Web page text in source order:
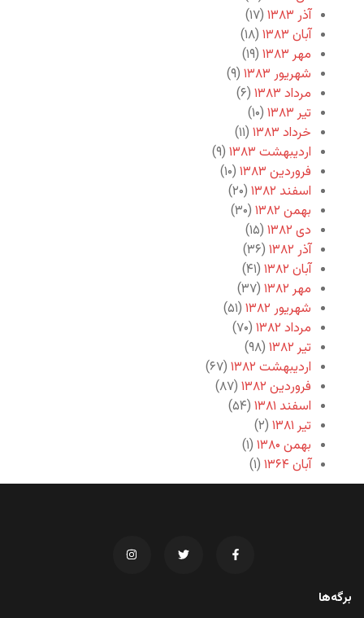
آذر ۱۳۸۳
(۱۷)
آبان ۱۳۸۳
(۱۸)
مهر ۱۳۸۳
(۱۹)
شهریور ۱۳۸۳
(۹)
مرداد ۱۳۸۳
(۶)
تیر ۱۳۸۳
(۱۰)
خرداد ۱۳۸۳
(۱۱)
اردیبهشت ۱۳۸۳
(۹)
فروردین ۱۳۸۳
(۱۰)
اسفند ۱۳۸۲
(۲۰)
بهمن ۱۳۸۲
(۳۰)
دی ۱۳۸۲
(۱۵)
آذر ۱۳۸۲
(۳۶)
آبان ۱۳۸۲
(۴۱)
مهر ۱۳۸۲
(۳۷)
شهریور ۱۳۸۲
(۵۱)
مرداد ۱۳۸۲
(۷۰)
تیر ۱۳۸۲
(۹۸)
اردیبهشت ۱۳۸۲
(۶۷)
فروردین ۱۳۸۲
(۸۷)
اسفند ۱۳۸۱
(۵۴)
تیر ۱۳۸۱
(۲)
بهمن ۱۳۸۰
(۱)
آبان ۱۳۶۴
(۱)
برگه‌ها